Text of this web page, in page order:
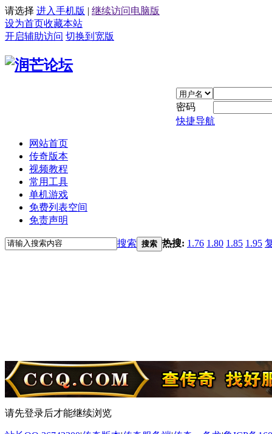
请选择 进入手机版 | 继续访问电脑版
设为首页收藏本站
开启辅助访问 切换到宽版
密码
快捷导航
网站首页
传奇版本
视频教程
常用工具
单机游戏
免费列表空间
免责声明
搜索 搜索 热搜: 1.76 1.80 1.85 1.95
请先登录后才能继续浏览